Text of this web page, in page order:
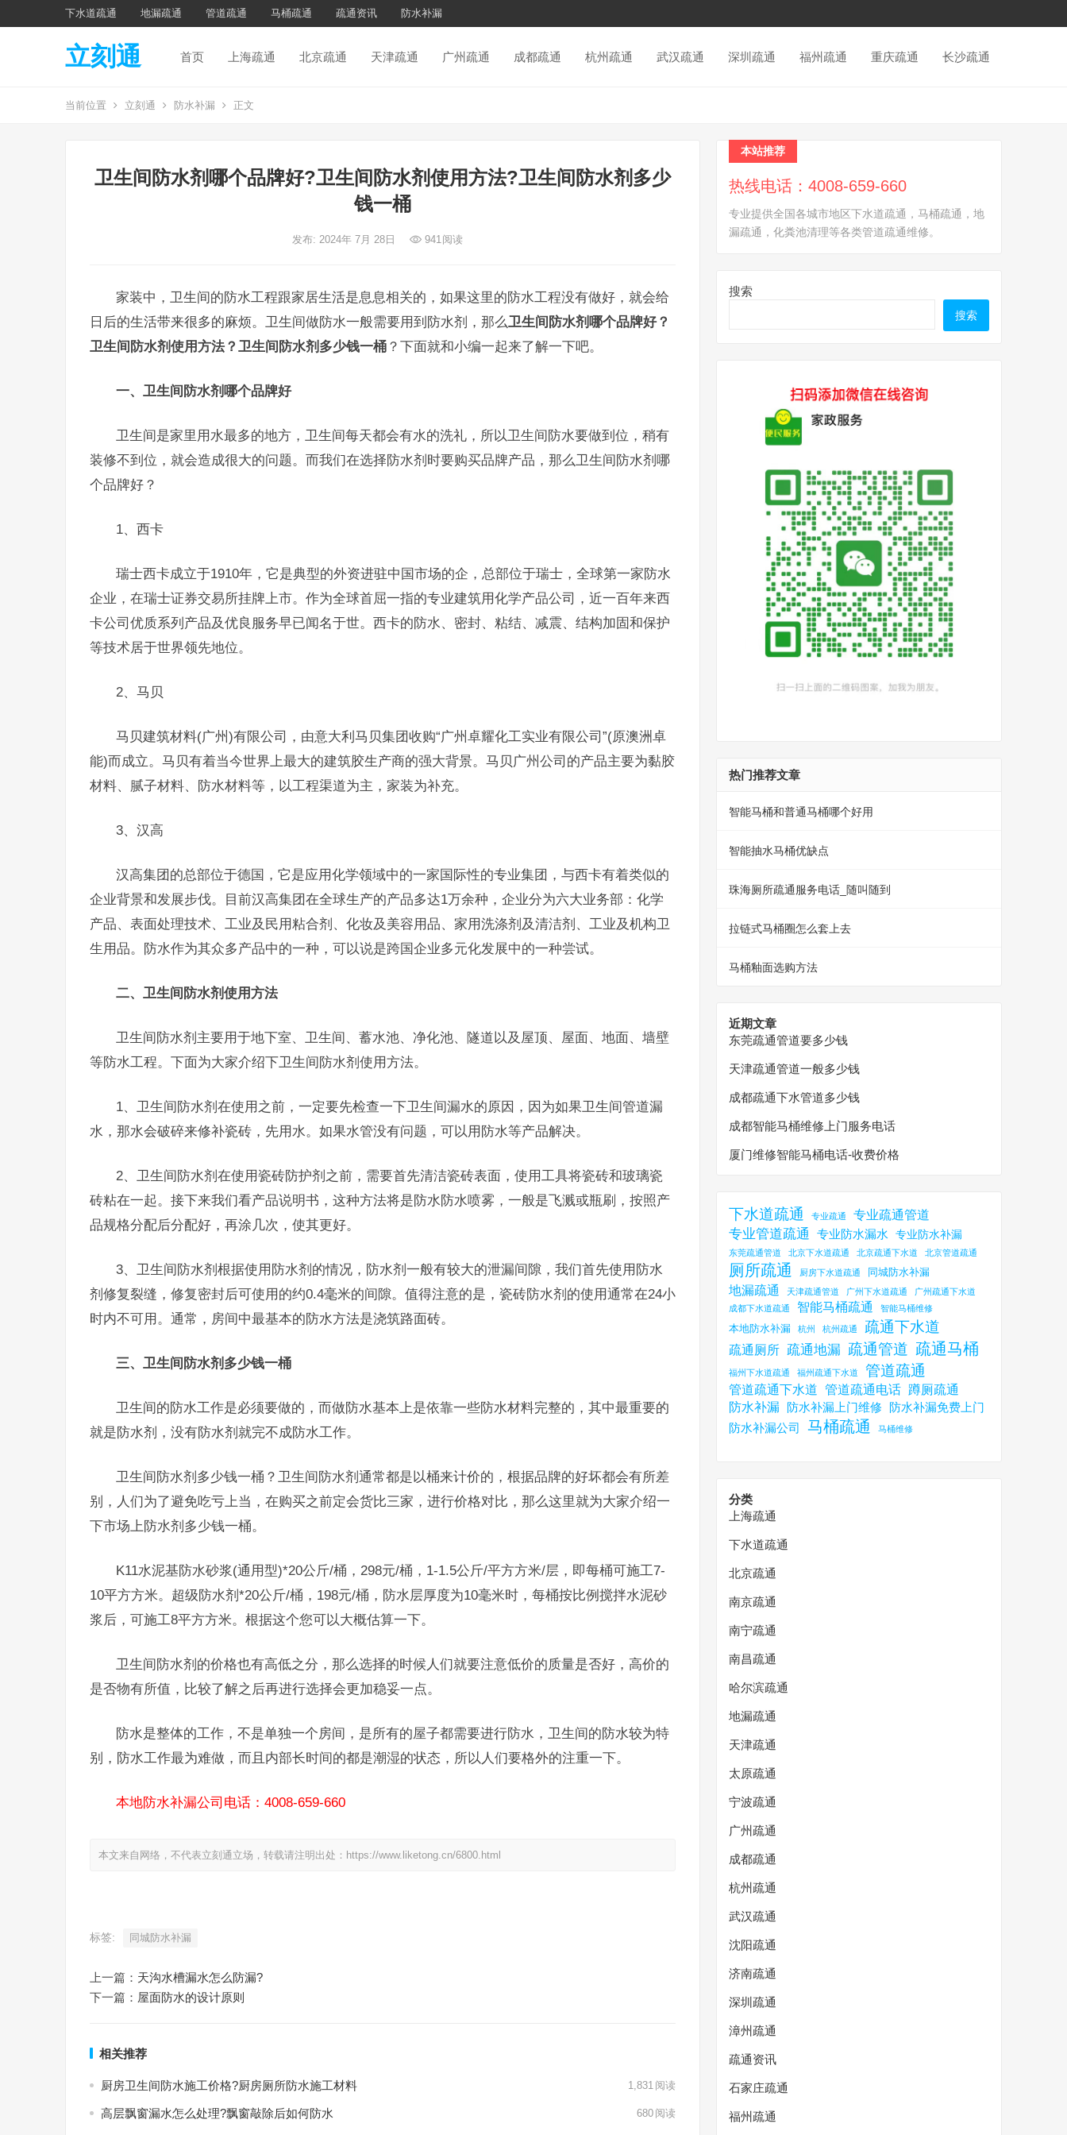
下水道疏通 地漏疏通 管道疏通 马桶疏通 疏通资讯 防水补漏
立刻通 首页 上海疏通 北京疏通 天津疏通 广州疏通 成都疏通 杭州疏通 武汉疏通 深圳疏通 福州疏通 重庆疏通 长沙疏通
当前位置 立刻通 防水补漏 正文
卫生间防水剂哪个品牌好?卫生间防水剂使用方法?卫生间防水剂多少
钱一桶
发布: 2024年 7月 28日 941阅读
家装中，卫生间的防水工程跟家居生活是息息相关的，如果这里的防水工程没有做好，就会给
日后的生活带来很多的麻烦。卫生间做防水一般需要用到防水剂，那么卫生间防水剂哪个品牌好？
卫生间防水剂使用方法？卫生间防水剂多少钱一桶 ？下面就和小编一起来了解一下吧。
一、卫生间防水剂哪个品牌好
卫生间是家里用水最多的地方，卫生间每天都会有水的洗礼，所以卫生间防水要做到位，稍有
装修不到位，就会造成很大的问题。而我们在选择防水剂时要购买品牌产品，那么卫生间防水剂哪
个品牌好？
1、西卡
瑞士西卡成立于1910年，它是典型的外资进驻中国市场的企，总部位于瑞士，全球第一家防水
企业，在瑞士证券交易所挂牌上市。作为全球首屈一指的专业建筑用化学产品公司，近一百年来西
卡公司优质系列产品及优良服务早已闻名于世。西卡的防水、密封、粘结、减震、结构加固和保护
等技术居于世界领先地位。
2、马贝
马贝建筑材料(广州)有限公司，由意大利马贝集团收购“广州卓耀化工实业有限公司”(原澳洲卓
能)而成立。马贝有着当今世界上最大的建筑胶生产商的强大背景。马贝广州公司的产品主要为黏胶
材料、腻子材料、防水材料等，以工程渠道为主，家装为补充。
3、汉高
汉高集团的总部位于德国，它是应用化学领域中的一家国际性的专业集团，与西卡有着类似的
企业背景和发展步伐。目前汉高集团在全球生产的产品多达1万余种，企业分为六大业务部：化学
产品、表面处理技术、工业及民用粘合剂、化妆及美容用品、家用洗涤剂及清洁剂、工业及机构卫
生用品。防水作为其众多产品中的一种，可以说是跨国企业多元化发展中的一种尝试。
二、卫生间防水剂使用方法
卫生间防水剂主要用于地下室、卫生间、蓄水池、净化池、隧道以及屋顶、屋面、地面、墙壁
等防水工程。下面为大家介绍下卫生间防水剂使用方法。
1、卫生间防水剂在使用之前，一定要先检查一下卫生间漏水的原因，因为如果卫生间管道漏
水，那水会破碎来修补瓷砖，先用水。如果水管没有问题，可以用防水等产品解决。
2、卫生间防水剂在使用瓷砖防护剂之前，需要首先清洁瓷砖表面，使用工具将瓷砖和玻璃瓷
砖粘在一起。接下来我们看产品说明书，这种方法将是防水防水喷雾，一般是飞溅或瓶刷，按照产
品规格分配后分配好，再涂几次，使其更好。
3、卫生间防水剂根据使用防水剂的情况，防水剂一般有较大的泄漏间隙，我们首先使用防水
剂修复裂缝，修复密封后可使用的约0.4毫米的间隙。值得注意的是，瓷砖防水剂的使用通常在24小
时内不可用。通常，房间中最基本的防水方法是浇筑路面砖。
三、卫生间防水剂多少钱一桶
卫生间的防水工作是必须要做的，而做防水基本上是依靠一些防水材料完整的，其中最重要的
就是防水剂，没有防水剂就完不成防水工作。
卫生间防水剂多少钱一桶？卫生间防水剂通常都是以桶来计价的，根据品牌的好坏都会有所差
别，人们为了避免吃亏上当，在购买之前定会货比三家，进行价格对比，那么这里就为大家介绍一
下市场上防水剂多少钱一桶。
K11水泥基防水砂浆(通用型)*20公斤/桶，298元/桶，1-1.5公斤/平方方米/层，即每桶可施工7-
10平方方米。超级防水剂*20公斤/桶，198元/桶，防水层厚度为10毫米时，每桶按比例搅拌水泥砂
浆后，可施工8平方方米。根据这个您可以大概估算一下。
卫生间防水剂的价格也有高低之分，那么选择的时候人们就要注意低价的质量是否好，高价的
是否物有所值，比较了解之后再进行选择会更加稳妥一点。
防水是整体的工作，不是单独一个房间，是所有的屋子都需要进行防水，卫生间的防水较为特
别，防水工作最为难做，而且内部长时间的都是潮湿的状态，所以人们要格外的注重一下。
本地防水补漏公司电话：4008-659-660
本文来自网络，不代表立刻通立场，转载请注明出处：https://www.liketong.cn/6800.html
标签: 同城防水补漏
上一篇： 天沟水槽漏水怎么防漏?
下一篇： 屋面防水的设计原则
相关推荐
厨房卫生间防水施工价格?厨房厕所防水施工材料 1,831 阅读
高层飘窗漏水怎么处理?飘窗敲除后如何防水 680 阅读
本站推荐
热线电话：4008-659-660
专业提供全国各城市地区下水道疏通，马桶疏通，地
漏疏通，化粪池清理等各类管道疏通维修。
搜索
搜索
热门推荐文章
智能马桶和普通马桶哪个好用
智能抽水马桶优缺点
珠海厕所疏通服务电话_随叫随到
拉链式马桶圈怎么套上去
马桶釉面选购方法
近期文章
东莞疏通管道要多少钱
天津疏通管道一般多少钱
成都疏通下水管道多少钱
成都智能马桶维修上门服务电话
厦门维修智能马桶电话-收费价格
下水道疏通 专业疏通 专业疏通管道
专业管道疏通 专业防水漏水 专业防水补漏
东莞疏通管道 北京下水道疏通 北京疏通下水道 北京管道疏通
厕所疏通 厨房下水道疏通 同城防水补漏
地漏疏通 天津疏通管道 广州下水道疏通
广州疏通下水道
成都下水道疏通
智能马桶疏通 智能马桶维修
本地防水补漏 杭州 杭州疏通 疏通下水道
疏通厕所 疏通地漏 疏通管道 疏通马桶
福州下水道疏通 福州疏通下水道 管道疏通
管道疏通下水道 管道疏通电话 蹲厕疏通
防水补漏 防水补漏上门维修
防水补漏免费上门
防水补漏公司
马桶疏通 马桶维修
分类
上海疏通
下水道疏通
北京疏通
南京疏通
南宁疏通
南昌疏通
哈尔滨疏通
地漏疏通
天津疏通
太原疏通
宁波疏通
广州疏通
成都疏通
杭州疏通
武汉疏通
沈阳疏通
济南疏通
深圳疏通
漳州疏通
疏通资讯
石家庄疏通
福州疏通